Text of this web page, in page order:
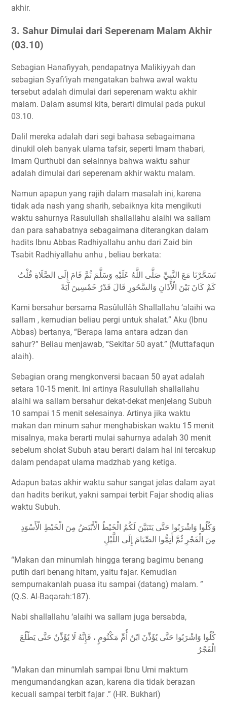
akhir.
3. Sahur Dimulai dari Seperenam Malam Akhir
(03.10)
Sebagian Hanafiyyah, pendapatnya Malikiyyah dan
sebagian Syafi’iyah mengatakan bahwa awal waktu
tersebut adalah dimulai dari seperenam waktu akhir
malam. Dalam asumsi kita, berarti dimulai pada pukul
03.10.
Dalil mereka adalah dari segi bahasa sebagaimana
dinukil oleh banyak ulama tafsir, seperti Imam thabari,
Imam Qurthubi dan selainnya bahwa waktu sahur
adalah dimulai dari seperenam akhir waktu malam.
Namun apapun yang rajih dalam masalah ini, karena
tidak ada nash yang sharih, sebaiknya kita mengikuti
waktu sahurnya Rasulullah shallallahu alaihi wa sallam
dan para sahabatnya sebagaimana diterangkan dalam
hadits Ibnu Abbas Radhiyallahu anhu dari Zaid bin
Tsabit Radhiyallahu anhu , beliau berkata:
ﺗَﺴَﺤَّﺮْﻧَﺎ ﻣَﻊَ ﺍﻟﻨَّﺒِﻲِّ ﺻَﻠَّﻰ ﺍﻟﻠَّﻪُ ﻋَﻠَﻴْﻪِ ﻭَﺳَﻠَّﻢَ ﺛُﻢَّ ﻗَﺎﻡَ ﺇِﻟَﻰ ﺍﻟﺼَّﻠَﺎﺓِ ﻗُﻠْﺖُ
ﻛَﻢْ ﻛَﺎﻥَ ﺑَﻴْﻦَ ﺍﻟْﺄَﺫَﺍﻥِ ﻭَﺍﻟﺴَّﺤُﻮﺭِ ﻗَﺎﻝَ ﻗَﺪْﺭُ ﺧَﻤْﺴِﻴﻦَ ﺁﻳَﺔً
Kami bersahur bersama Rasûlullâh Shallallahu ‘alaihi wa
sallam , kemudian beliau pergi untuk shalat.” Aku (Ibnu
Abbas) bertanya, “Berapa lama antara adzan dan
sahur?” Beliau menjawab, “Sekitar 50 ayat.” (Muttafaqun
alaih).
Sebagian orang mengkonversi bacaan 50 ayat adalah
setara 10-15 menit. Ini artinya Rasulullah shallallahu
alaihi wa sallam bersahur dekat-dekat menjelang Subuh
10 sampai 15 menit selesainya. Artinya jika waktu
makan dan minum sahur menghabiskan waktu 15 menit
misalnya, maka berarti mulai sahurnya adalah 30 menit
sebelum sholat Subuh atau berarti dalam hal ini tercakup
dalam pendapat ulama madzhab yang ketiga.
Adapun batas akhir waktu sahur sangat jelas dalam ayat
dan hadits berikut, yakni sampai terbit Fajar shodiq alias
waktu Subuh.
ﻭَﻛُﻠُﻮﺍ ﻭَﺍﺷْﺮَﺑُﻮﺍ ﺣَﺘَّﻰ ﻳَﺘَﺒَﻴَّﻦَ ﻟَﻜُﻢُ ﺍﻟْﺨَﻴْﻂُ ﺍﻟْﺄَﺑْﻴَﺾُ ﻣِﻦَ ﺍﻟْﺨَﻴْﻂِ ﺍﻟْﺄَﺳْﻮَﺩِ
ﻣِﻦَ ﺍﻟْﻔَﺠْﺮِ ﺛُﻢَّ ﺃَﺗِﻤُّﻮﺍ ﺍﻟﺼِّﻴَﺎﻡَ ﺇِﻟَﻰ ﺍﻟﻠَّﻴْﻞِ
“Makan dan minumlah hingga terang bagimu benang
putih dari benang hitam, yaitu fajar. Kemudian
sempurnakanlah puasa itu sampai (datang) malam. ”
(Q.S. Al-Baqarah:187).
Nabi shallallahu ‘alaihi wa sallam juga bersabda,
ﻛُﻠُﻮﺍ ﻭَﺍﺷْﺮَﺑُﻮﺍ ﺣَﺘَّﻰ ﻳُﺆَﺫِّﻥَ ﺍﺑْﻦُ ﺃُﻡِّ ﻣَﻜْﺘُﻮﻡٍ ، ﻓَﺈِﻧَّﻪُ ﻟَﺎ ﻳُﺆَﺫِّﻥُ ﺣَﺘَّﻰ ﻳَﻄْﻠُﻊَ
ﺍﻟْﻔَﺠْﺮُ
“Makan dan minumlah sampai Ibnu Umi maktum
mengumandangkan azan, karena dia tidak berazan
kecuali sampai terbit fajar .” (HR. Bukhari)